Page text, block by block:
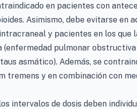
en pacientes con
Asimismo, debe evitarse en
y pacientes en los que
pulmonar
asmático). Además, se
tremens y en combinación con
intervalos de dosis deben